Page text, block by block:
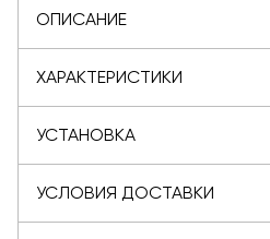
ОПИСАНИЕ
ХАРАКТЕРИСТИКИ
УСТАНОВКА
УСЛОВИЯ ДОСТАВКИ